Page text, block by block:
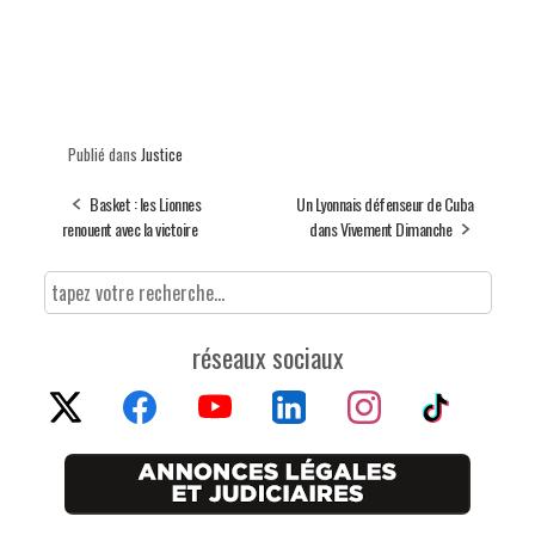
Publié dans Justice
Basket : les Lionnes
renouent avec la victoire
Un Lyonnais défenseur de Cuba
dans Vivement Dimanche
réseaux sociaux